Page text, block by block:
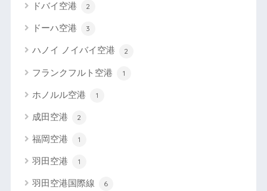
ドバイ空港 2
ドーハ空港 3
ハノイ ノイバイ空港 2
フランクフルト空港 1
ホノルル空港 1
成田空港 2
福岡空港 1
羽田空港 1
羽田空港国際線 6